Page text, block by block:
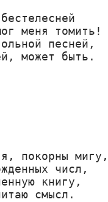
меня томить!
песней,
может быть.
покорны мигу,
числ,
книгу,
смысл.